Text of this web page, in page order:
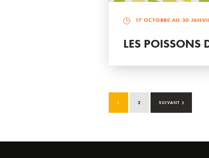
17 OCTOBRE AU 30
LES POISSONS
1 2 SUIVANT ›